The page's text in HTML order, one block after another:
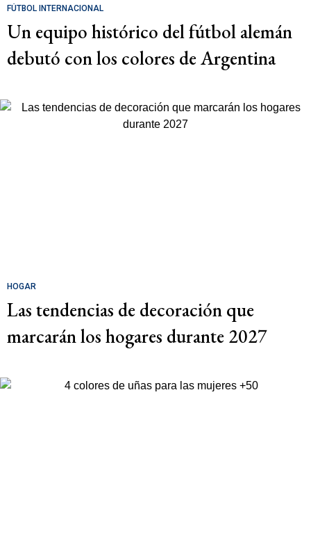
FÚTBOL INTERNACIONAL
Un equipo histórico del fútbol alemán
debutó con los colores de Argentina
HOGAR
Las tendencias de decoración que
marcarán los hogares durante 2027